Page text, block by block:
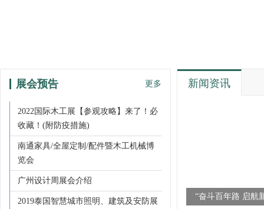
展会预告 更多
2022国际木工展【参观攻略】来了！必
收藏！(附防疫措施)
南通家具/全屋定制/配件暨木工机械博
览会
广州设计周展会介绍
2019泰国智慧城市照明、建筑及安防展
新闻资讯
“奋斗百年路 启